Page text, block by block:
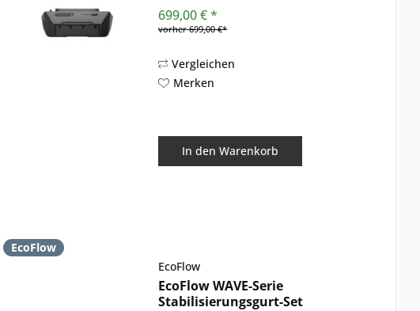
Unabhängigkeit bei der Klimatisierung
unterwegs. Mit einer...
699,00 € *
vorher 699,00 €*
Vergleichen
Merken
In den Warenkorb
EcoFlow
EcoFlow
EcoFlow WAVE-Serie
Stabilisierungsgurt-Set